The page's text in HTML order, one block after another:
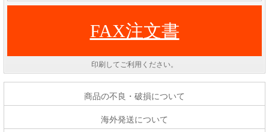
FAX注文書
印刷してご利用ください。
商品の不良・破損について
海外発送について